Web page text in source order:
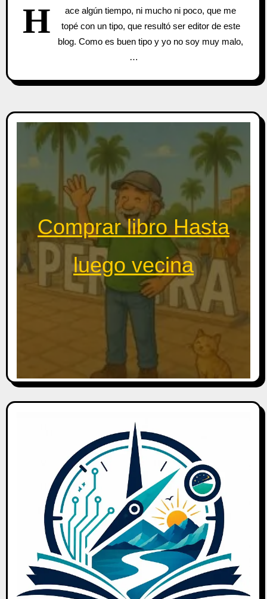
H
ace algún tiempo, ni mucho ni poco, que me
topé con un tipo, que resultó ser editor de este
blog. Como es buen tipo y yo no soy muy malo,
…
Comprar libro Hasta
luego vecina